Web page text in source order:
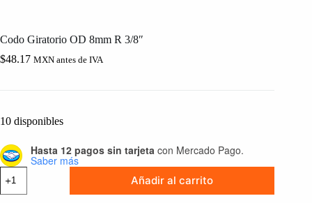
Codo Giratorio OD 8mm R 3/8″
$48.17 MXN antes de IVA
10 disponibles
Hasta 12 pagos sin tarjeta con Mercado Pago.
Saber más
Codo
Giratorio
OD
Añadir al carrito